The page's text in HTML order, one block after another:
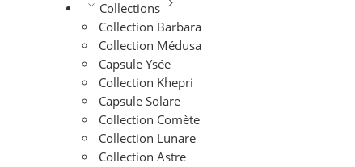
Collections
Collection Barbara
Collection Médusa
Capsule Ysée
Collection Khepri
Capsule Solare
Collection Comète
Collection Lunare
Collection Astre